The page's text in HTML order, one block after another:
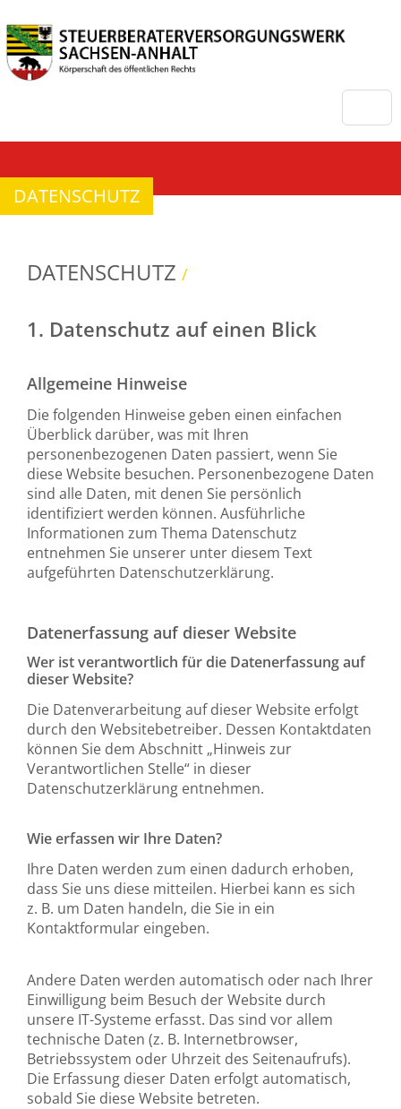
DATENSCHUTZ
DATENSCHUTZ /
1. Datenschutz auf einen Blick
Allgemeine Hinweise
Die folgenden Hinweise geben einen einfachen
Überblick darüber, was mit Ihren
personenbezogenen Daten passiert, wenn Sie
diese Website besuchen. Personenbezogene Daten
sind alle Daten, mit denen Sie persönlich
identifiziert werden können. Ausführliche
Informationen zum Thema Datenschutz
entnehmen Sie unserer unter diesem Text
aufgeführten Datenschutzerklärung.
Datenerfassung auf dieser Website
Wer ist verantwortlich für die Datenerfassung auf
dieser Website?
Die Datenverarbeitung auf dieser Website erfolgt
durch den Websitebetreiber. Dessen Kontaktdaten
können Sie dem Abschnitt „Hinweis zur
Verantwortlichen Stelle“ in dieser
Datenschutzerklärung entnehmen.
Wie erfassen wir Ihre Daten?
Ihre Daten werden zum einen dadurch erhoben,
dass Sie uns diese mitteilen. Hierbei kann es sich
z. B. um Daten handeln, die Sie in ein
Kontaktformular eingeben.
Andere Daten werden automatisch oder nach Ihrer
Einwilligung beim Besuch der Website durch
unsere IT-Systeme erfasst. Das sind vor allem
technische Daten (z. B. Internetbrowser,
Betriebssystem oder Uhrzeit des Seitenaufrufs).
Die Erfassung dieser Daten erfolgt automatisch,
sobald Sie diese Website betreten.